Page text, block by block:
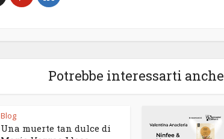
Potrebbe interessarti anche
Blog
Una muerte tan dulce di